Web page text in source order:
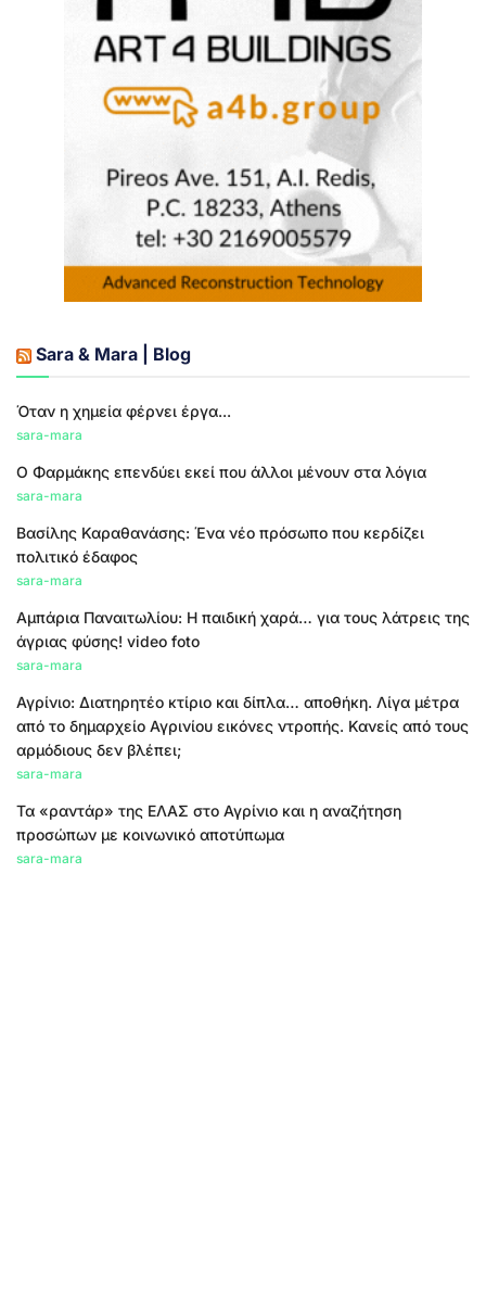
Sara & Mara | Blog
Όταν η χημεία φέρνει έργα...
sara-mara
Ο Φαρμάκης επενδύει εκεί που άλλοι μένουν στα λόγια
sara-mara
Βασίλης Καραθανάσης: Ένα νέο πρόσωπο που κερδίζει
πολιτικό έδαφος
sara-mara
Αμπάρια Παναιτωλίου: Η παιδική χαρά… για τους λάτρεις της
άγριας φύσης! video foto
sara-mara
Αγρίνιο: Διατηρητέο κτίριο και δίπλα… αποθήκη. Λίγα μέτρα
από το δημαρχείο Αγρινίου εικόνες ντροπής. Κανείς από τους
αρμόδιους δεν βλέπει;
sara-mara
Τα «ραντάρ» της ΕΛΑΣ στο Αγρίνιο και η αναζήτηση
προσώπων με κοινωνικό αποτύπωμα
sara-mara